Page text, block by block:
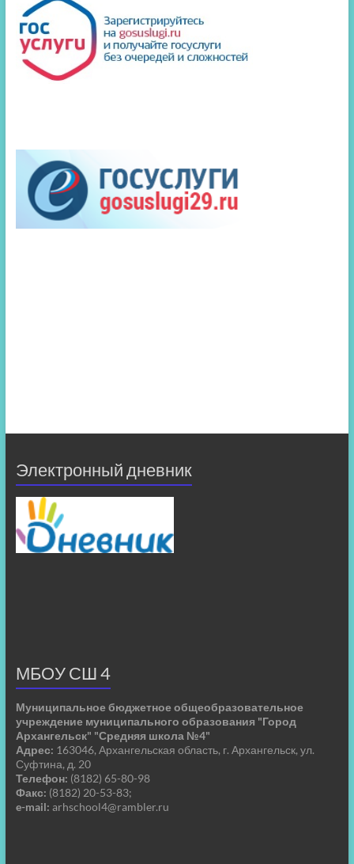
Электронный дневник
МБОУ СШ 4
Муниципальное бюджетное общеобразовательное
учреждение муниципального образования "Город
Архангельск" "Средняя школа №4"
Адрес: 163046, Архангельская область, г. Архангельск, ул.
Суфтина, д. 20
Телефон: (8182) 65-80-98
Факс: (8182) 20-53-83;
e-mail: arhschool4@rambler.ru